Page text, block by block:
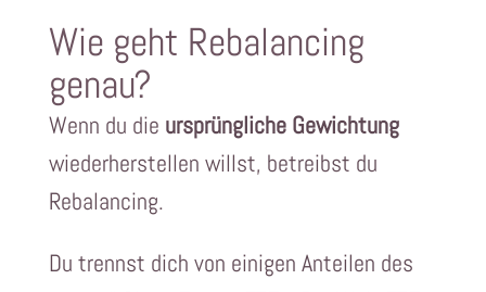
Wie geht Rebalancing
genau?
Wenn du die ursprüngliche Gewichtung
wiederherstellen willst, betreibst du
Rebalancing.
Du trennst dich von einigen Anteilen des